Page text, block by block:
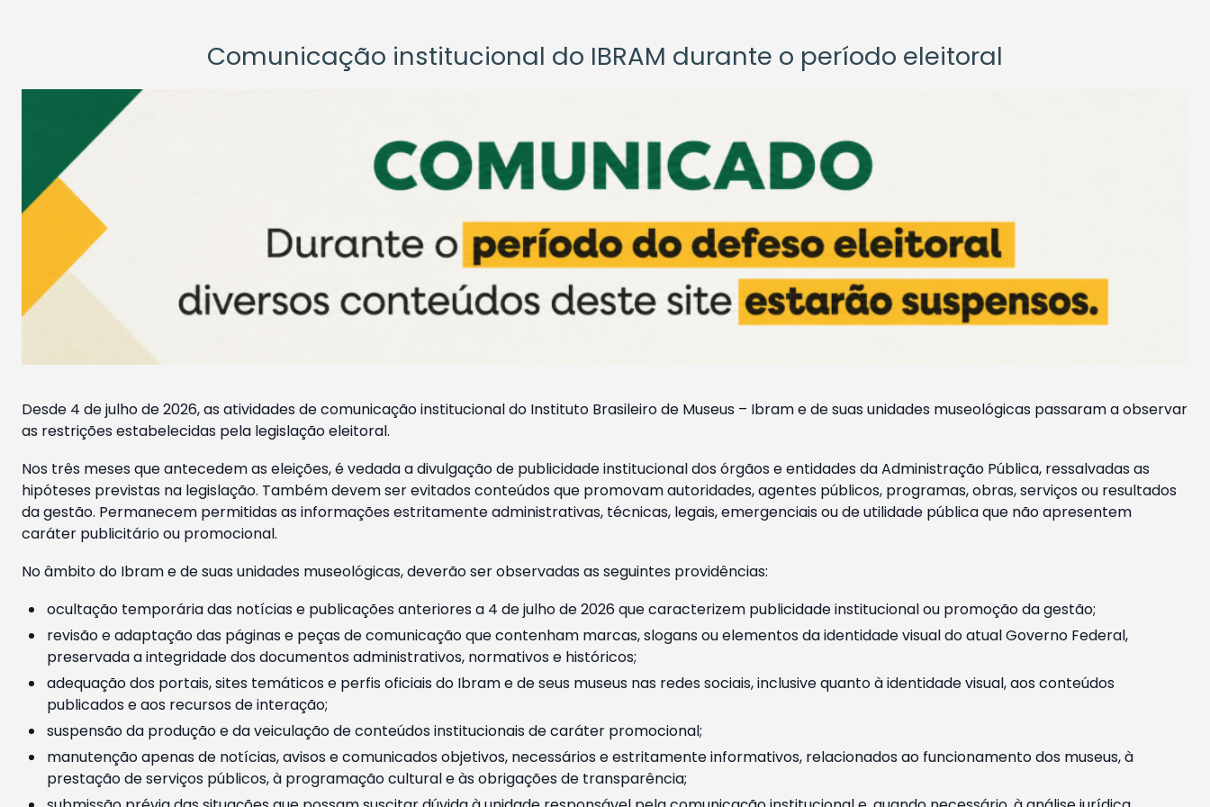
Comunicação institucional do IBRAM durante o período eleitoral
Desde 4 de julho de 2026, as atividades de comunicação institucional do Instituto Brasileiro de Museus – Ibram e de suas unidades museológicas passaram a observar
as restrições estabelecidas pela legislação eleitoral.
Nos três meses que antecedem as eleições, é vedada a divulgação de publicidade institucional dos órgãos e entidades da Administração Pública, ressalvadas as
hipóteses previstas na legislação. Também devem ser evitados conteúdos que promovam autoridades, agentes públicos, programas, obras, serviços ou resultados
da gestão. Permanecem permitidas as informações estritamente administrativas, técnicas, legais, emergenciais ou de utilidade pública que não apresentem
caráter publicitário ou promocional.
No âmbito do Ibram e de suas unidades museológicas, deverão ser observadas as seguintes providências:
ocultação temporária das notícias e publicações anteriores a 4 de julho de 2026 que caracterizem publicidade institucional ou promoção da gestão;
revisão e adaptação das páginas e peças de comunicação que contenham marcas, slogans ou elementos da identidade visual do atual Governo Federal,
preservada a integridade dos documentos administrativos, normativos e históricos;
adequação dos portais, sites temáticos e perfis oficiais do Ibram e de seus museus nas redes sociais, inclusive quanto à identidade visual, aos conteúdos
publicados e aos recursos de interação;
suspensão da produção e da veiculação de conteúdos institucionais de caráter promocional;
manutenção apenas de notícias, avisos e comunicados objetivos, necessários e estritamente informativos, relacionados ao funcionamento dos museus, à
prestação de serviços públicos, à programação cultural e às obrigações de transparência;